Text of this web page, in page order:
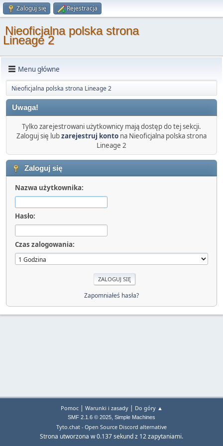
Zaloguj się Rejestracja
Nieoficjalna polska strona
Lineage 2
Menu główne
Nieoficjalna polska strona Lineage 2
Uwaga!
Tylko zarejestrowani użytkownicy mają dostęp do tej sekcji.
Zaloguj się lubzarejestruj konto na Nieoficjalna polska strona
Lineage 2
Zaloguj się
Nazwa użytkownika:
Hasło:
Czas zalogowania:
Zapomniałeś hasła?
Pomoc| Warunki i zasady| Do góry ▲
SMF 2.1.6 © 2025, Simple Machines
Tyto.chat - Open Source Discord alternative
Strona utworzona w 0.137 sekund z 12 zapytaniami.